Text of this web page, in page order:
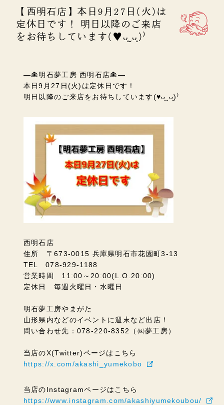
【西明石店】本日9月27日(火)は
定休日です！ 明日以降のご来店
をお待ちしています(♥︎︎ᴗ͈ˬᴗ͈)⁾
―🐙明石夢工房 西明石店🐙―
本日9月27日(火)は定休日です！
明日以降のご来店をお待ちしています(♥︎︎ᴗ͈ˬᴗ͈)⁾
西明石店
住所 〒673-0015 兵庫県明石市花園町3-13
TEL 078-929-1188
営業時間 11:00～20:00(L.O.20:00)
定休日 毎週火曜日・水曜日
明石夢工房やまがた
山形県内などのイベントに週末など出店！
問い合わせ先：078-220-8352（㈱夢工房）
当店のX(Twitter)ページはこちら
https://x.com/akashi_yumekobo
当店のInstagramページはこちら
https://www.instagram.com/akashiyumekoubou/